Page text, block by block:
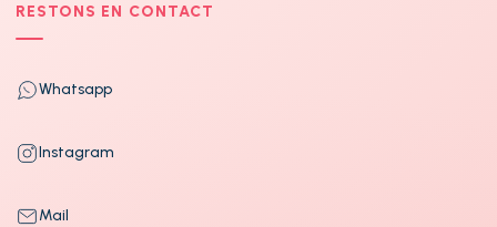
RESTONS EN CONTACT
Whatsapp
Instagram
Mail